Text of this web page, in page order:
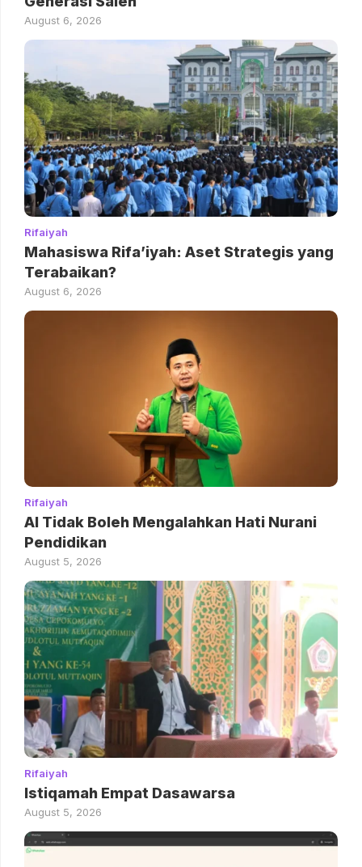
August 6, 2026
Rifaiyah
Mahasiswa Rifa’iyah: Aset Strategis yang
Terabaikan?
August 6, 2026
Rifaiyah
AI Tidak Boleh Mengalahkan Hati Nurani
Pendidikan
August 5, 2026
Rifaiyah
Istiqamah Empat Dasawarsa
August 5, 2026